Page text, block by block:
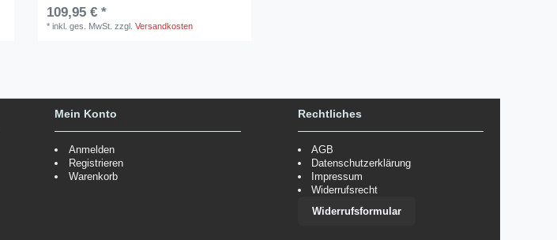
109,95 € *
*inkl. ges. MwSt. zzgl.Versandkosten
Mein Konto
Anmelden
Registrieren
Warenkorb
Rechtliches
AGB
Datenschutzerklärung
Impressum
Widerrufsrecht
Widerrufsformular